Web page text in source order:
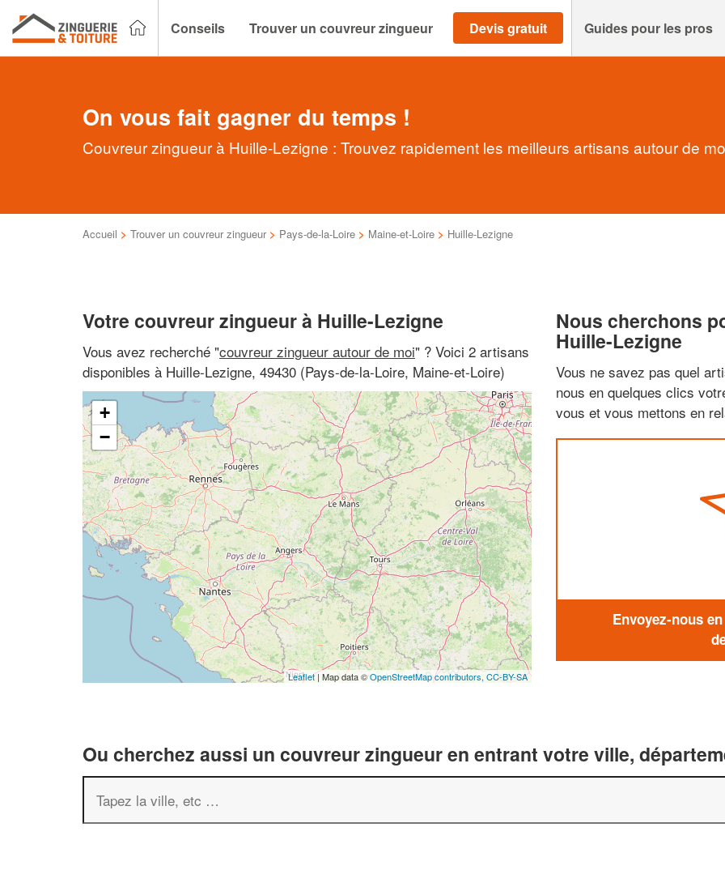
Conseils Trouver un couvreur zingueur Devis gratuit Guides pour les pros
On vous fait gagner du temps !
Couvreur zingueur à Huille-Lezigne : Trouvez rapidement les meilleurs artisans autour de
Accueil > Trouver un couvreur zingueur > Pays-de-la-Loire > Maine-et-Loire > Huille-Lezigne
Votre couvreur zingueur à Huille-Lezigne
Vous avez recherché "couvreur zingueur autour de moi" ? Voici 2 artisans
disponibles à Huille-Lezigne, 49430 (Pays-de-la-Loire, Maine-et-Loire)
+
−
Leaflet| Map data ©OpenStreetMap contributors, CC-BY-SA
Nous cherchons
Huille-Lezigne
Vous ne savez pas quel
nous en quelques clics
vous et vous mettons en
Envoyez-nous
Ou cherchez aussi un couvreur zingueur en entrant votre ville,